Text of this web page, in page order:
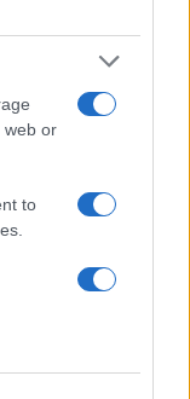
web or
to
στο
με την